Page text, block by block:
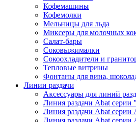
Кофемашины
Кофемолки
Мельницы для льда
Миксеры для молочных
Салат-бары
Соковыжималки
Сокоохладители и
Тепловые витрины
Фонтаны для вина,
Линии раздачи
Аксессуары для линий
Линия раздачи Abat
Линия раздачи Abat
Линия раздачи Abat